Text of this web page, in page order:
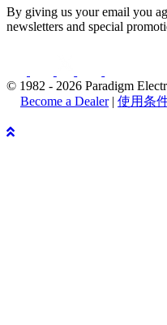
By giving us your email you
newsletters and special
© 1982 - 2026 Paradigm
Become a Dealer| 使用条